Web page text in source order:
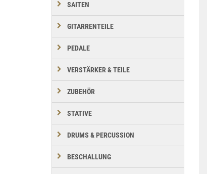
SAITEN
GITARRENTEILE
PEDALE
VERSTÄRKER & TEILE
ZUBEHÖR
STATIVE
DRUMS & PERCUSSION
BESCHALLUNG